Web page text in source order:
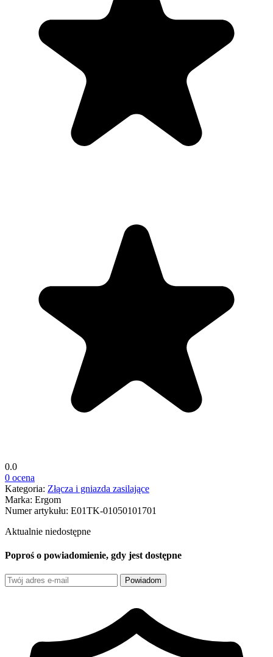
0.0
0 ocena
Kategoria: Złącza i gniazda zasilające
Marka: Ergom
Numer artykułu: E01TK-01050101701
Aktualnie niedostępne
Poproś o powiadomienie, gdy jest dostępne
Powiadom